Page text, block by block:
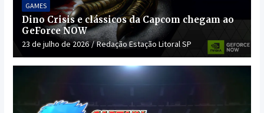
GAMES
Dino Crisis e clássicos da Capcom chegam ao
GeForce NOW
23 de julho de 2026 Redação Estação Litoral SP